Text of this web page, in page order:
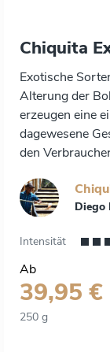
Chiquita
Exotische
Alterung der
erzeugen eine
dagewesene
den
Diego
Intensität
Ab
39,95 €
250 g